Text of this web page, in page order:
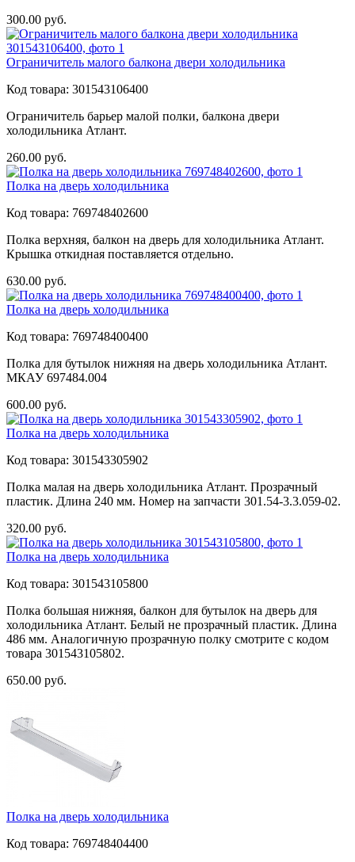
300.00 руб.
Ограничитель малого балкона двери холодильника
Код товара: 301543106400
Ограничитель барьер малой полки, балкона двери
холодильника Атлант.
260.00 руб.
Полка на дверь холодильника
Код товара: 769748402600
Полка верхняя, балкон на дверь для холодильника Атлант.
Крышка откидная поставляется отдельно.
630.00 руб.
Полка на дверь холодильника
Код товара: 769748400400
Полка для бутылок нижняя на дверь холодильника Атлант.
МКАУ 697484.004
600.00 руб.
Полка на дверь холодильника
Код товара: 301543305902
Полка малая на дверь холодильника Атлант. Прозрачный
пластик. Длина 240 мм. Номер на запчасти 301.54-3.3.059-02.
320.00 руб.
Полка на дверь холодильника
Код товара: 301543105800
Полка большая нижняя, балкон для бутылок на дверь для
холодильника Атлант. Белый не прозрачный пластик. Длина
486 мм. Аналогичную прозрачную полку смотрите с кодом
товара 301543105802.
650.00 руб.
Полка на дверь холодильника
Код товара: 769748404400